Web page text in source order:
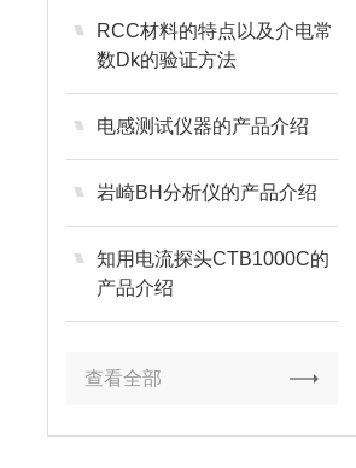
RCC材料的特点以及介电常
数Dk的验证方法
电感测试仪器的产品介绍
岩崎BH分析仪的产品介绍
知用电流探头CTB1000C的
产品介绍
查看全部